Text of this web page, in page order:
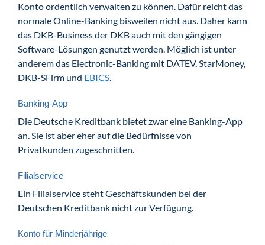
Konto ordentlich verwalten zu können. Dafür reicht das
normale Online-Banking bisweilen nicht aus. Daher kann
das DKB-Business der DKB auch mit den gängigen
Software-Lösungen genutzt werden. Möglich ist unter
anderem das Electronic-Banking mit DATEV, StarMoney,
DKB-SFirm und EBICS.
Banking-App
Die Deutsche Kreditbank bietet zwar eine Banking-App
an. Sie ist aber eher auf die Bedürfnisse von
Privatkunden zugeschnitten.
Filialservice
Ein Filialservice steht Geschäftskunden bei der
Deutschen Kreditbank nicht zur Verfügung.
Konto für Minderjährige